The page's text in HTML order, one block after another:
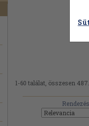
1-60 találat, összesen 487.